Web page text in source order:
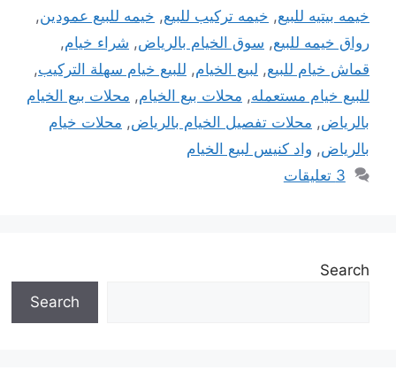
خيمه بيتيه للبيع, خيمه تركيب للبيع, خيمه للبيع عمودين,
رواق خيمه للبيع, سوق الخيام بالرياض, شراء خيام,
قماش خيام للبيع, لبيع الخيام, للبيع خيام سهلة التركيب,
للبيع خيام مستعمله, محلات بيع الخيام, محلات بيع الخيام
بالرياض, محلات تفصيل الخيام بالرياض, محلات خيام
بالرياض, واد كنيس لبيع الخيام
3 تعليقات
Search
Search